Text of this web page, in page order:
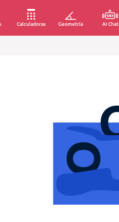
Calculadoras Geometría AI Chat